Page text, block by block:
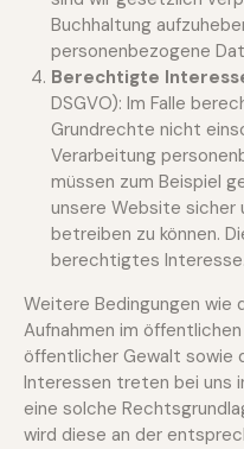
Buchhaltung
personenbezogene
Berechtigte
DSGVO): Im Falle
Grundrechte nicht
Verarbeitung
müssen zum Beispiel
unsere Website
betreiben zu können.
berechtigtes Interesse.
Weitere Bedingungen wie
Aufnahmen im
öffentlicher Gewalt sowie
Interessen treten bei uns
eine solche
wird diese an der